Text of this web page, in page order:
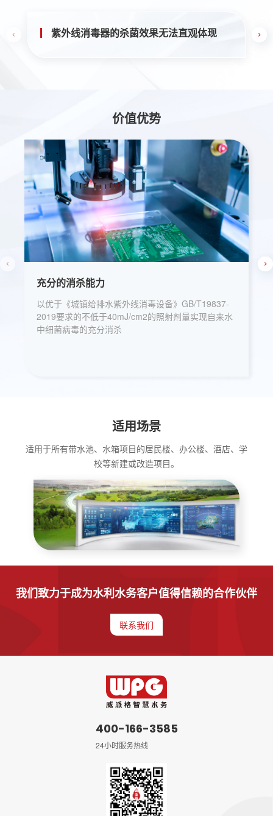
紫外线消毒器的杀菌效果无法直观体现
价值优势
充分的消杀能力
以优于《城镇给排水紫外线消毒设备》GB/T19837-
2019要求的不低于40mJ/cm2的照射剂量实现自来水
中细菌病毒的充分消杀
适用场景
适用于所有带水池、水箱项目的居民楼、办公楼、酒店、学
校等新建或改造项目。
我们致力于成为水利水务客户值得信赖的合作伙伴
联系我们
400-166-3585
24小时服务热线